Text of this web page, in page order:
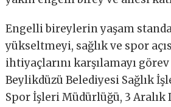
Engelli bireylerin yaşam
yükseltmeyi, sağlık ve spor
ihtiyaçlarını karşılamayı
Beylikdüzü Belediyesi Sağlık
Spor İşleri Müdürlüğü, 3